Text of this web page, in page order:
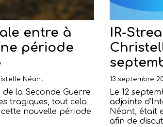
entre à
période
Néant
la Seconde Guerre
tragiques, tout cela
nouvelle période
IR-
13 septembre
Le 12
adjointe
Néant, était
afin de